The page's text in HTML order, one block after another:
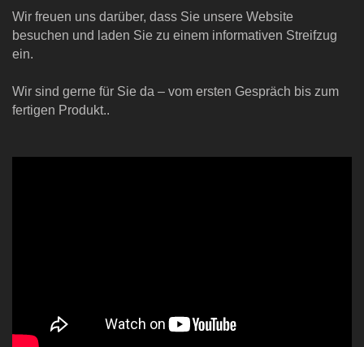
Wir freuen uns darüber, dass Sie unsere Website
besuchen und laden Sie zu einem informativen Streifzug
ein.
Wir sind gerne für Sie da – vom ersten Gespräch bis zum
fertigen Produkt..